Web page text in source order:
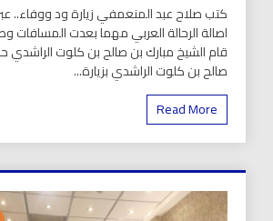
كتب صلاح عبد المنعمفي زيارة ود ووفاء..
اصالة الرحالة العربي مهما بعدت المسافات
قام الشيخ مبارك بن صالح بن كلوت الراشدي
صالح بن كلوت الراشدي بزيارة...
Read More